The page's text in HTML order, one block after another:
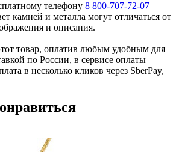
телефону 8 800-707-72-07
камней и металла могут отличаться от
и описания.
товар, оплатив любым удобным для
по России, в сервисе оплаты
в несколько кликов через SberPay,